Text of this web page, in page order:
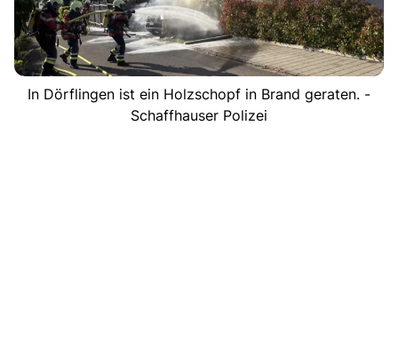
In Dörflingen ist ein Holzschopf in Brand geraten. -
Schaffhauser Polizei